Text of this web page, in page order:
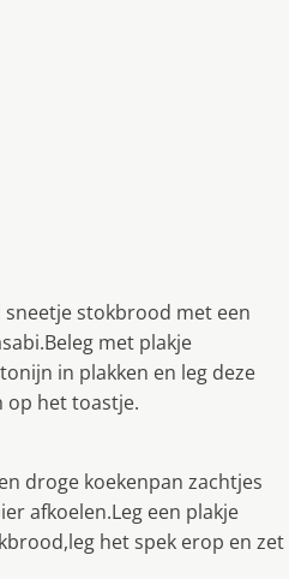
stokbrood met een
met plakje
in plakken en leg deze
op het toastje.
droge koekenpan zachtjes
afkoelen.Leg een plakje
het spek erop en zet